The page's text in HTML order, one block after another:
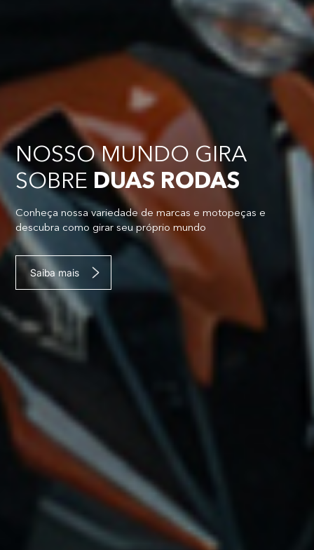
NOSSO MUNDO GIRA
SOBRE DUAS RODAS
Conheça nossa variedade de marcas e motopeças e
descubra como girar seu próprio mundo
Saiba mais